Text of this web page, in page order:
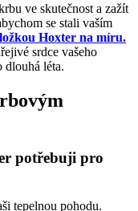
ve skutečnost a zažít
se stali vaším
Hoxter na míru.
srdce vašeho
dlouhá léta.
potřebuji pro
tepelnou pohodu.